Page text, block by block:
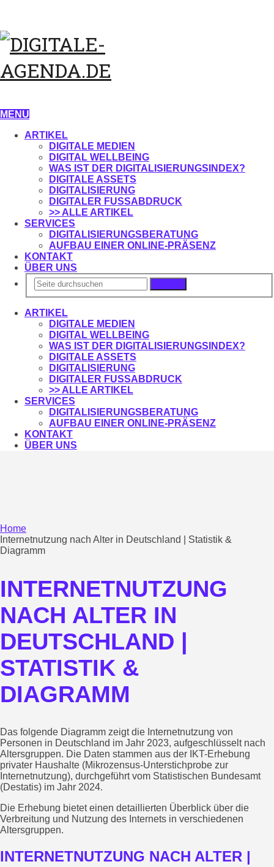
MENU
ARTIKEL
DIGITALE MEDIEN
DIGITAL WELLBEING
WAS IST DER DIGITALISIERUNGSINDEX?
DIGITALE ASSETS
DIGITALISIERUNG
DIGITALER FUSSABDRUCK
>> ALLE ARTIKEL
SERVICES
DIGITALISIERUNGSBERATUNG
AUFBAU EINER ONLINE-PRÄSENZ
KONTAKT
ÜBER UNS
ARTIKEL
DIGITALE MEDIEN
DIGITAL WELLBEING
WAS IST DER DIGITALISIERUNGSINDEX?
DIGITALE ASSETS
DIGITALISIERUNG
DIGITALER FUSSABDRUCK
>> ALLE ARTIKEL
SERVICES
DIGITALISIERUNGSBERATUNG
AUFBAU EINER ONLINE-PRÄSENZ
KONTAKT
ÜBER UNS
Home
Internetnutzung nach Alter in Deutschland | Statistik &
Diagramm
INTERNETNUTZUNG
NACH ALTER IN
DEUTSCHLAND |
STATISTIK &
DIAGRAMM
Das folgende Diagramm zeigt die Internetnutzung von
Personen in Deutschland im Jahr 2023, aufgeschlüsselt nach
Altersgruppen. Die Daten stammen aus der IKT-Erhebung
privater Haushalte (Mikrozensus-Unterstichprobe zur
Internetnutzung), durchgeführt vom Statistischen Bundesamt
(Destatis) im Jahr 2024.
Die Erhebung bietet einen detaillierten Überblick über die
Verbreitung und Nutzung des Internets in verschiedenen
Altersgruppen.
INTERNETNUTZUNG NACH ALTER |